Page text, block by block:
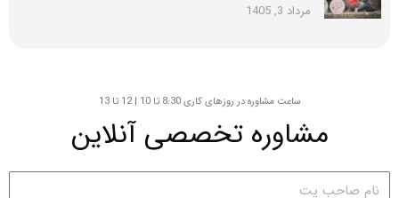
مرداد 3, 1405
ساعت مشاوره در روزهای کاری 8:30 تا 10 | 12 تا 13
مشاوره تخصصی آنلاین